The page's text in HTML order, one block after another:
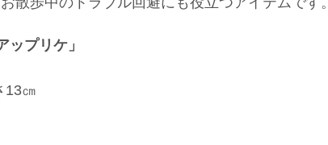
ップリケ」
13㎝